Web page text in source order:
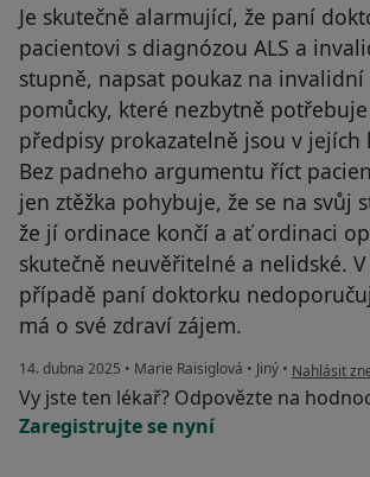
Je skutečně alarmující, že paní
pacientovi s diagnózou ALS a
stupně, napsat poukaz na invalidní
pomůcky, které nezbytně
předpisy prokazatelně jsou v jejích
Bez padneho argumentu říct
jen ztěžka pohybuje, že se na svůj
že jí ordinace končí a ať ordinaci
skutečně neuvěřitelné a nelidské.
případě paní doktorku
má o své zdraví zájem.
14. dubna 2025 • Marie Raisiglová • Jiný • podle
Nahlásit
Vy jste ten lékař? Odpovězte na
Zaregistrujte se nyní